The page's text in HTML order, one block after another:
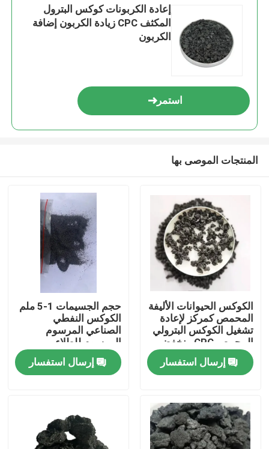
منتجات
إعادة الكربونات كوكس البترول
المكثف CPC زيادة الكربون إضافة
الكربون
استمر
المنتجات الموصى بها
الكوكس الحيوانات الأليفة
المحمص كمركز لإعادة
تشغيل الكوكس البترولي
المحمص CPC منخفض
الكبريت
إرسال استفسار
حجم الجسيمات 1-5 ملم
الكوكس النفطي
الصناعي المرسوم
المرسوم للطلاء
إرسال استفسار